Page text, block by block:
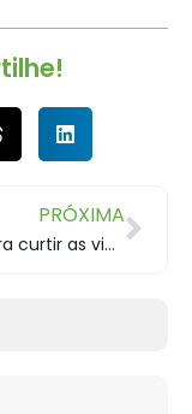
PRÓXIMA
Dicas para curtir as viagens de férias sem descuidar da saúde